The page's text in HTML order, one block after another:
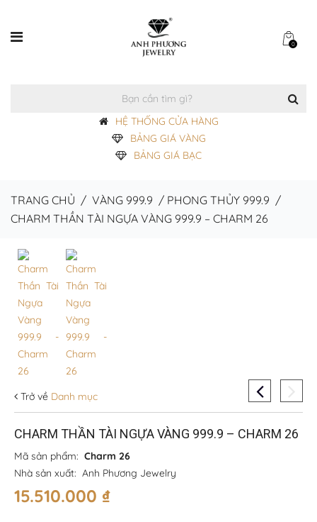
0
HỆ THỐNG CỬA HÀNG
BẢNG GIÁ VÀNG
BẢNG GIÁ BẠC
TRANG CHỦ / VÀNG 999.9 / PHONG THỦY 999.9 /
CHARM THẦN TÀI NGỰA VÀNG 999.9 – CHARM 26
Trở về Danh mục
CHARM THẦN TÀI NGỰA VÀNG 999.9 – CHARM 26
Mã sản phẩm: Charm 26
Nhà sản xuất: Anh Phương Jewelry
15.510.000 ₫